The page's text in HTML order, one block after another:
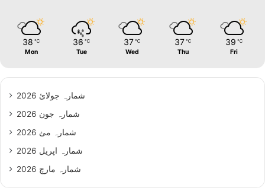
38 ℃
Mon
36 ℃
Tue
37 ℃
Wed
37 ℃
Thu
39 ℃
Fri
شمارہ جولائ 2026
شمارہ جون 2026
شمارہ مئ 2026
شمارہ اپریل 2026
شمارہ مارچ 2026